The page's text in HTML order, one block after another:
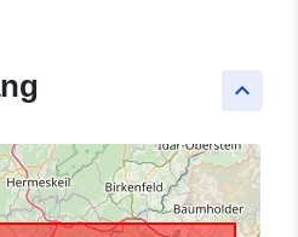
keyboard_arrow_up